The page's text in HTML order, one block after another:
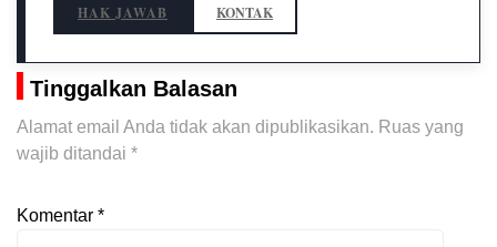
HAK JAWAB KONTAK
Tinggalkan Balasan
Alamat email Anda tidak akan dipublikasikan. Ruas yang
wajib ditandai *
Komentar *